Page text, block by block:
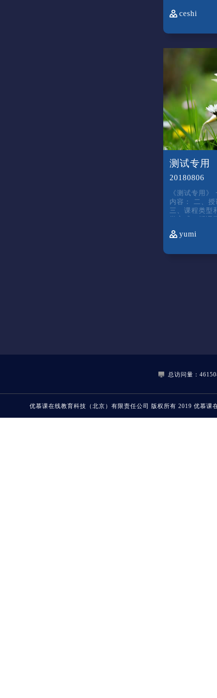
ceshi
测试专用
20180806
《测试专用》 一、主要目标和主要
内容： 二、授课教师和授课对象：
三、课程类型和
yumi
总访问量：
优慕课在线教育科技（北京）有限责任公司 版权所有 2019 优慕课